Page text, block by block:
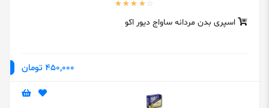
اسپری بدن مردانه ساواج دیور اکو
450,000 تومان